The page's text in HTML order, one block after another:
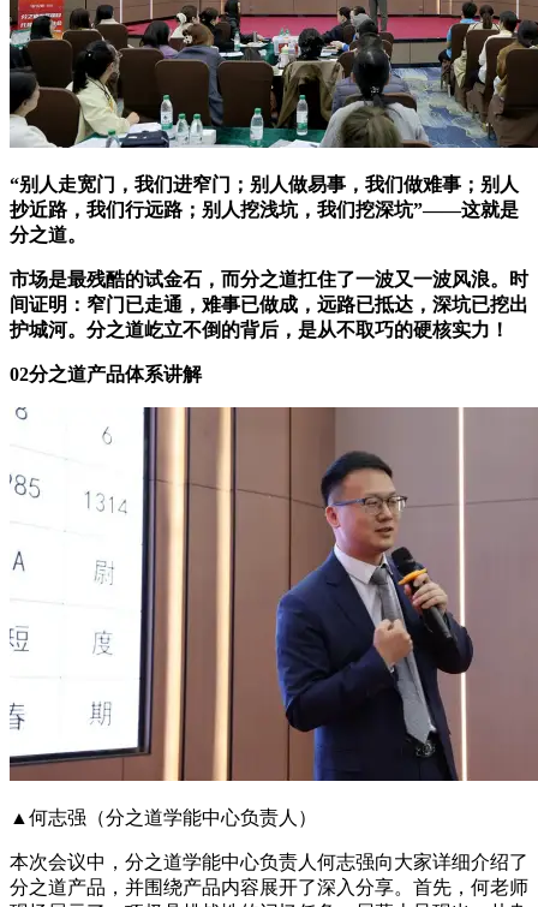
“别人走宽门，我们进窄门；别人做易事，我们做难事；别人
抄近路，我们行远路；别人挖浅坑，我们挖深坑”——这就是
分之道。
市场是最残酷的试金石，而分之道扛住了一波又一波风浪。时
间证明：窄门已走通，难事已做成，远路已抵达，深坑已挖出
护城河。分之道屹立不倒的背后，是从不取巧的硬核实力！
02分之道产品体系讲解
▲何志强（分之道学能中心负责人）
本次会议中，分之道学能中心负责人何志强向大家详细介绍了
分之道产品，并围绕产品内容展开了深入分享。首先，何老师